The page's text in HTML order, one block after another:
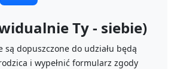
Ty - siebie)
są dopuszczone do udziału będą
i wypełnić formularz zgody